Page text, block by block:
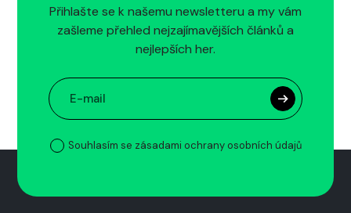
Přihlašte se k našemu newsletteru a my vám
zašleme přehled nejzajímavějších článků a
nejlepších her.
Souhlasím se zásadami ochrany osobních údajů